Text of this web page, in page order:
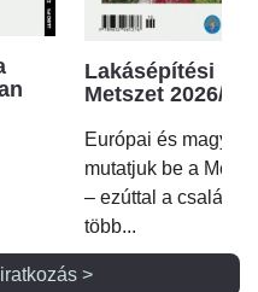
Lakásépítési
Metszet 2026/2.
Európai és magyar
mutatjuk be a
– ezúttal a családi
több...
>